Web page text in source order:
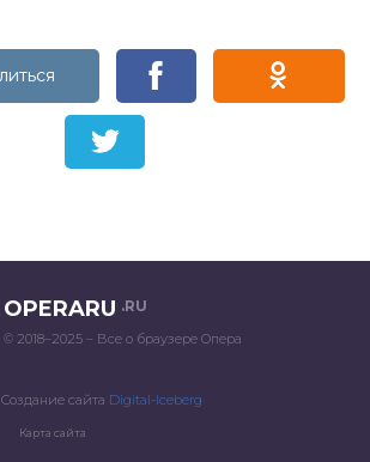
OPERARU .RU
© 2018–2025 – Все о браузере Опера
Создание сайта Digital-Iceberg
Карта сайта